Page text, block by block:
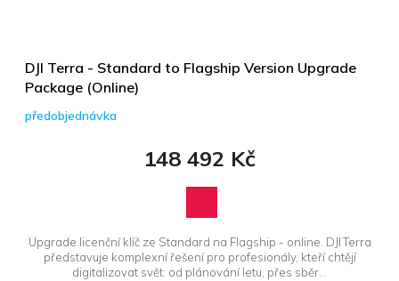
DJI Terra - Standard to Flagship Version Upgrade
Package (Online)
předobjednávka
148 492 Kč
Upgrade licenční klíč ze Standard na Flagship - online. DJI Terra
představuje komplexní řešení pro profesionály, kteří chtějí
digitalizovat svět: od plánování letu, přes sběr...